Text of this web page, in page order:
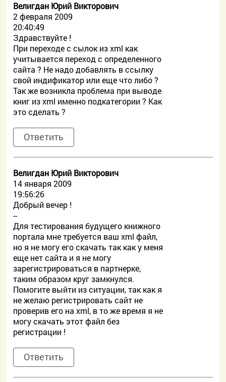
Велигдан Юрий Викторович
2 февраля 2009
20:40:49
Здравствуйте !
При переходе с сылок из xml как
учитывается переход с определенного
сайта ? Не надо добавлять в ссылку
свой индификатор или еще что либо ?
Так же возникла проблема при выводе
книг из xml именно подкатегории ? Как
это сделать ?
Ответить
Велигдан Юрий Викторович
14 января 2009
19:56:26
Добрый вечер !
--
Для тестирования будущего книжного
портала мне требуется ваш xml файл,
но я не могу его скачать так как у меня
еще нет сайта и я не могу
зарегистрироваться в партнерке,
таким образом круг замкнулся.
Помогите выйти из ситуации, так как я
не желаю регистрировать сайт не
проверив его на xml, в то же время я не
могу скачать этот файл без
регистрации !
Ответить